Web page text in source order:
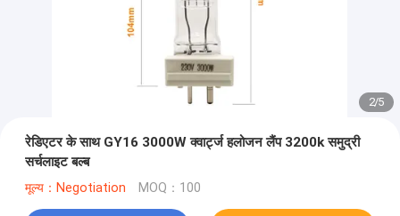
2/5
रेडिएटर के साथ GY16 3000W क्वार्ट्ज हलोजन लैंप 3200k समुद्री
सर्चलाइट बल्ब
मूल्य：Negotiation MOQ：100